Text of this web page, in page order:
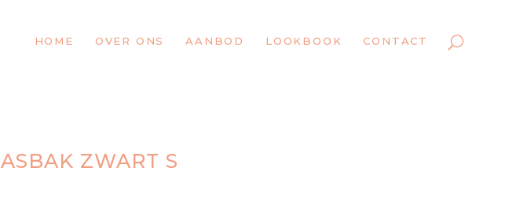
HOME OVER ONS AANBOD LOOKBOOK CONTACT
ASBAK ZWART S